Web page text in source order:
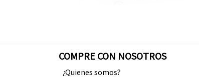
COMPRE CON NOSOTROS
¿Quienes somos?